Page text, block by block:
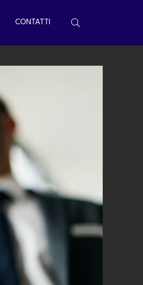
CONTATTI